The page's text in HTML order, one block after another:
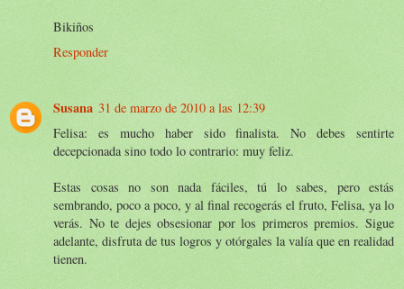
Bikiños
Responder
Susana 31 de marzo de 2010 a las 12:39
Felisa: es mucho haber sido finalista. No debes sentirte
decepcionada sino todo lo contrario: muy feliz.
Estas cosas no son nada fáciles, tú lo sabes, pero estás
sembrando, poco a poco, y al final recogerás el fruto, Felisa, ya lo
verás. No te dejes obsesionar por los primeros premios. Sigue
adelante, disfruta de tus logros y otórgales la valía que en realidad
tienen.